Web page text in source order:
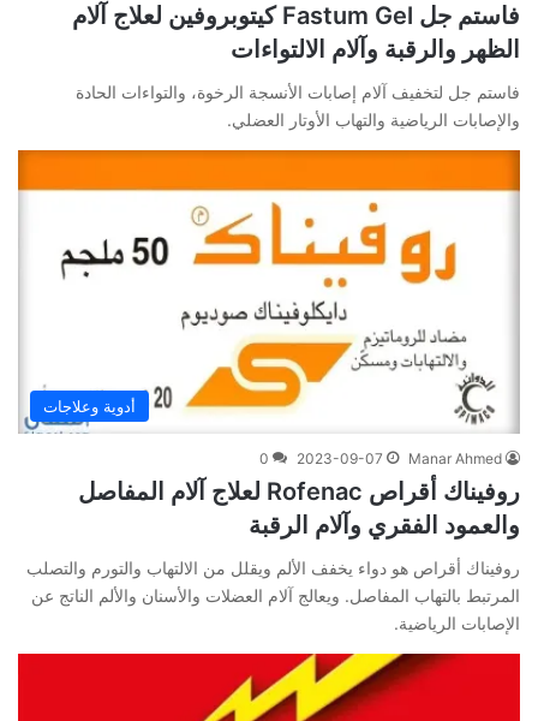
فاستم جل Fastum Gel كيتوبروفين لعلاج آلام
الظهر والرقبة وآلام الالتواءات
فاستم جل لتخفيف آلام إصابات الأنسجة الرخوة، والتواءات الحادة
والإصابات الرياضية والتهاب الأوتار العضلي.
أدوية وعلاجات
Manar Ahmed
2023-09-07
0
روفيناك أقراص Rofenac لعلاج آلام المفاصل
والعمود الفقري وآلام الرقبة
روفيناك أقراص هو دواء يخفف الألم ويقلل من الالتهاب والتورم والتصلب
المرتبط بالتهاب المفاصل. ويعالج آلام العضلات والأسنان والألم الناتج عن
الإصابات الرياضية.